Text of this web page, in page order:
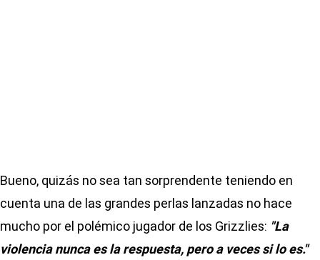
Bueno, quizás no sea tan sorprendente teniendo en
cuenta una de las grandes perlas lanzadas no hace
mucho por el polémico jugador de los Grizzlies: "La
violencia nunca es la respuesta, pero a veces si lo es."